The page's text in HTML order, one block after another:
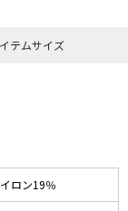
テムサイズ
ロン19％